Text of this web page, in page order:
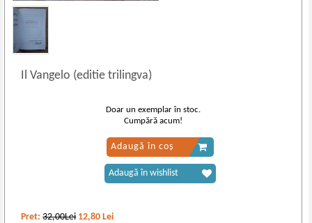
Il Vangelo (editie trilingva)
Pret:32,00Lei 12,80 Lei
Doar un exemplar în stoc.
Cumpără acum!
Adaugă în coș
Adaugă în wishlist